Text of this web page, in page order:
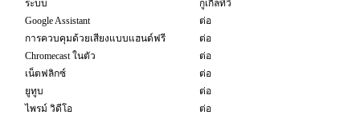
ระบบ
กูเกิลทีวี
Google Assistant
ต่อ
การควบคุมด้วยเสียงแบบแฮนด์ฟรี
ต่อ
Chromecast ในตัว
ต่อ
เน็ตฟลิกซ์
ต่อ
ยูทูบ
ต่อ
ไพรม์ วิดีโอ
ต่อ